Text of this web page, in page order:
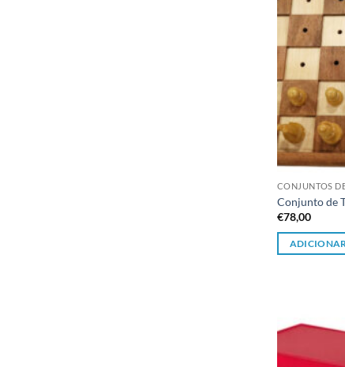
CONJUNTOS
Conjunto de
€78,00
ADICIONAR